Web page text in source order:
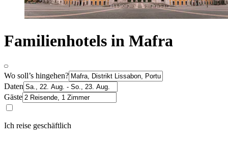
Familienhotels in Mafra
Wo soll’s hingehen?
Daten
Gäste
Ich reise geschäftlich